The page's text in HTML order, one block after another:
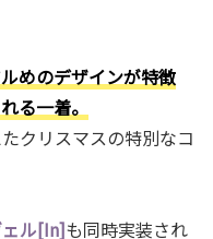
めのデザインが特徴
る一着。
クリスマスの特別なコ
ル[In]も同時実装され